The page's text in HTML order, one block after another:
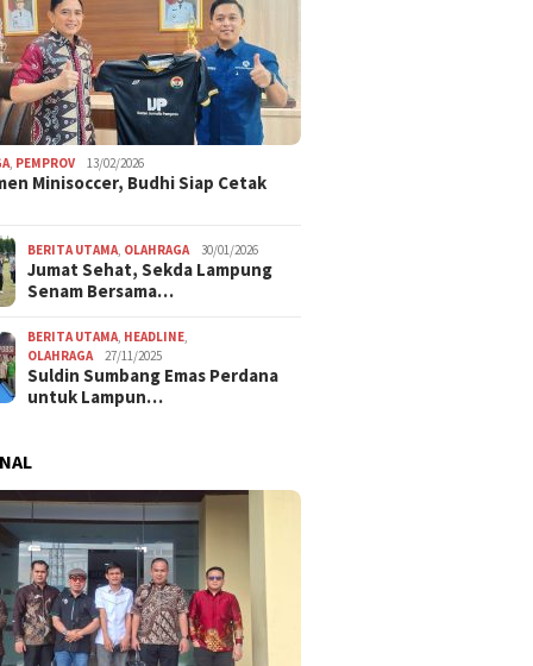
PEMPROV 13/02/2026
Minisoccer, Budhi Siap Cetak
BERITA UTAMA OLAHRAGA 30/01/2026
Jumat Sehat, Sekda Lampung
Senam Bersama…
BERITA UTAMA HEADLINE
OLAHRAGA
27/11/2025
Suldin Sumbang Emas Perdana
untuk Lampun…